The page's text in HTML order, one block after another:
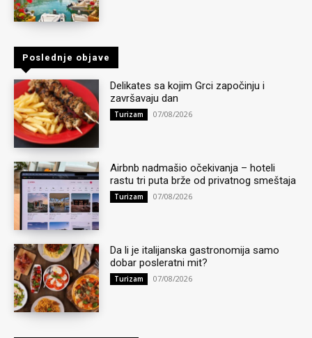
Poslednje objave
Delikates sa kojim Grci započinju i
završavaju dan
Turizam 07/08/2026
Airbnb nadmašio očekivanja – hoteli
rastu tri puta brže od privatnog smeštaja
Turizam 07/08/2026
Da li je italijanska gastronomija samo
dobar posleratni mit?
Turizam 07/08/2026